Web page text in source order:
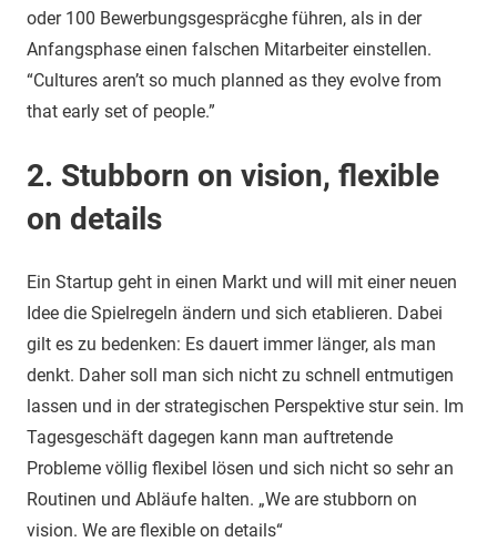
oder 100 Bewerbungsgespräcghe führen, als in der
Anfangsphase einen falschen Mitarbeiter einstellen.
“Cultures aren’t so much planned as they evolve from
that early set of people.”
2. Stubborn on vision, flexible
on details
Ein Startup geht in einen Markt und will mit einer neuen
Idee die Spielregeln ändern und sich etablieren. Dabei
gilt es zu bedenken: Es dauert immer länger, als man
denkt. Daher soll man sich nicht zu schnell entmutigen
lassen und in der strategischen Perspektive stur sein. Im
Tagesgeschäft dagegen kann man auftretende
Probleme völlig flexibel lösen und sich nicht so sehr an
Routinen und Abläufe halten. „We are stubborn on
vision. We are flexible on details“